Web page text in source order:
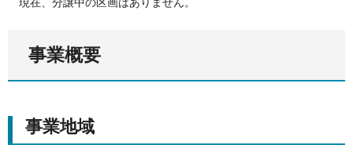
事業概要
事業地域